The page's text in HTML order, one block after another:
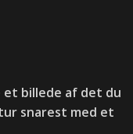
billede af det du
snarest med et